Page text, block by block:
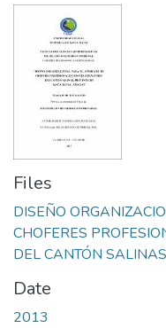
Files
DISEÑO
CHOFERES
DEL CANTÓN
Date
2013